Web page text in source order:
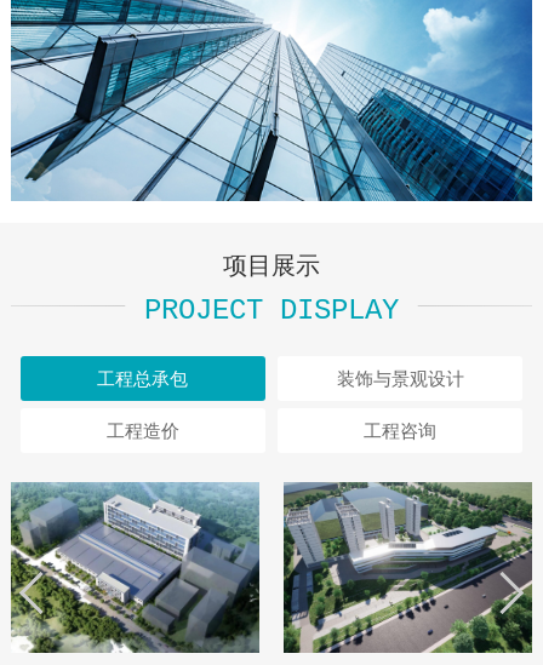
项目展示
PROJECT DISPLAY
工程总承包 装饰与景观设计
工程造价 工程咨询